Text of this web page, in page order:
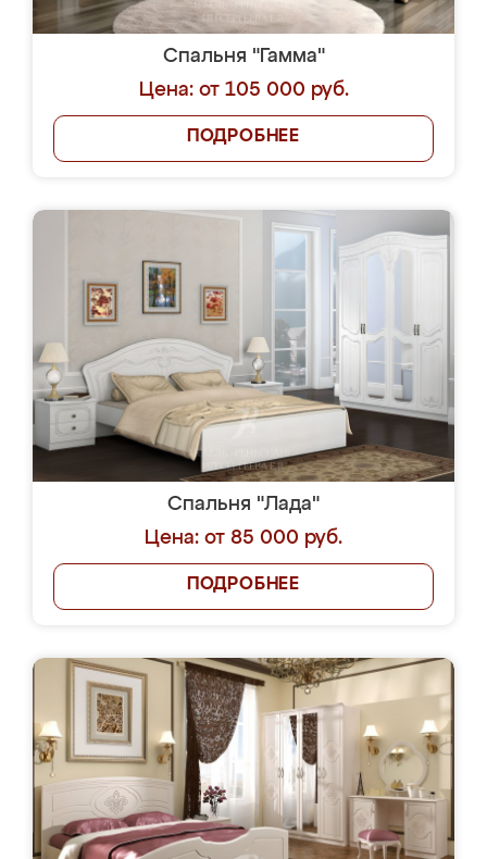
Спальня "Гамма"
Цена: от 105 000 руб.
ПОДРОБНЕЕ
Спальня "Лада"
Цена: от 85 000 руб.
ПОДРОБНЕЕ